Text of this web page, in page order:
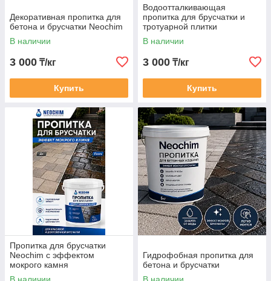
Декоративная пропитка для
бетона и брусчатки Neochim
В наличии
3 000 ₸/кг
Купить
Водоотталкивающая
пропитка для брусчатки и
тротуарной плитки
В наличии
3 000 ₸/кг
Купить
Пропитка для брусчатки
Neochim с эффектом
мокрого камня
Гидрофобная пропитка для
бетона и брусчатки